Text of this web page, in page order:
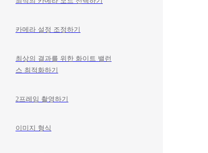
카메라 설정 조정하기
최상의 결과를 위한 화이트 밸런
스 최적화하기
2프레임 촬영하기
이미지 형식